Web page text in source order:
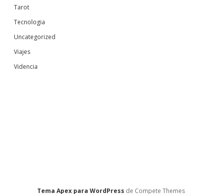
Tarot
Tecnologia
Uncategorized
Viajes
Videncia
Tema Apex para WordPress de Compete Themes